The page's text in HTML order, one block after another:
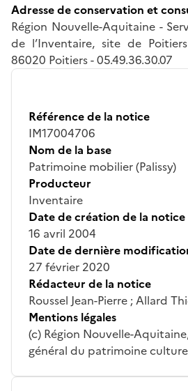
Adresse de conservation et
Région Nouvelle-Aquitaine -
de l’Inventaire, site de
86020 Poitiers - 05.49.36.30.07
Référence de la notice
IM17004706
Nom de la base
Patrimoine mobilier (Palissy)
Producteur
Inventaire
Date de création de la notice
16 avril 2004
Date de dernière
27 février 2020
Rédacteur de la notice
Roussel Jean-Pierre ; Allard
Mentions légales
(c) Région Nouvelle-
général du patrimoine